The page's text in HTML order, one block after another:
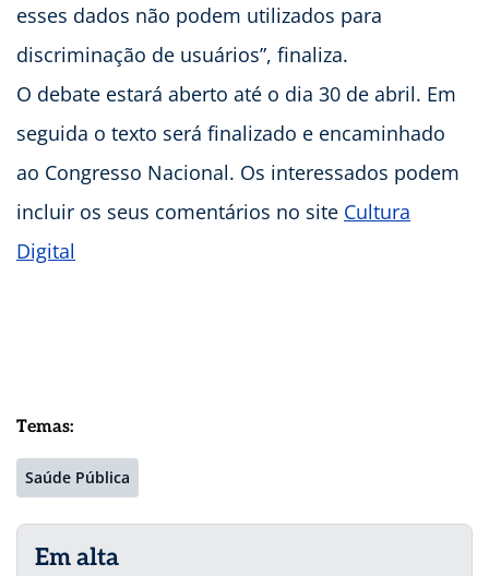
esses dados não podem utilizados para
discriminação de usuários”, finaliza.
O debate estará aberto até o dia 30 de abril. Em
seguida o texto será finalizado e encaminhado
ao Congresso Nacional. Os interessados podem
incluir os seus comentários no site Cultura
Digital
Temas:
Saúde Pública
Em alta